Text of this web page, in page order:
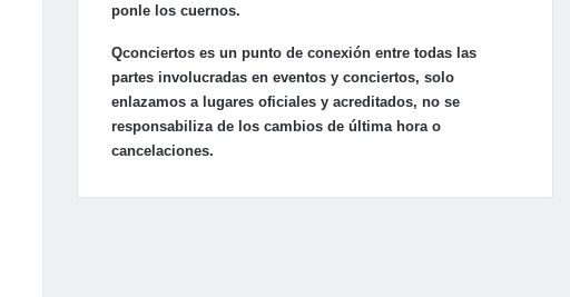
ponle los cuernos.
Qconciertos es un punto de conexión entre todas las
partes involucradas en eventos y conciertos, solo
enlazamos a lugares oficiales y acreditados, no se
responsabiliza de los cambios de última hora o
cancelaciones.